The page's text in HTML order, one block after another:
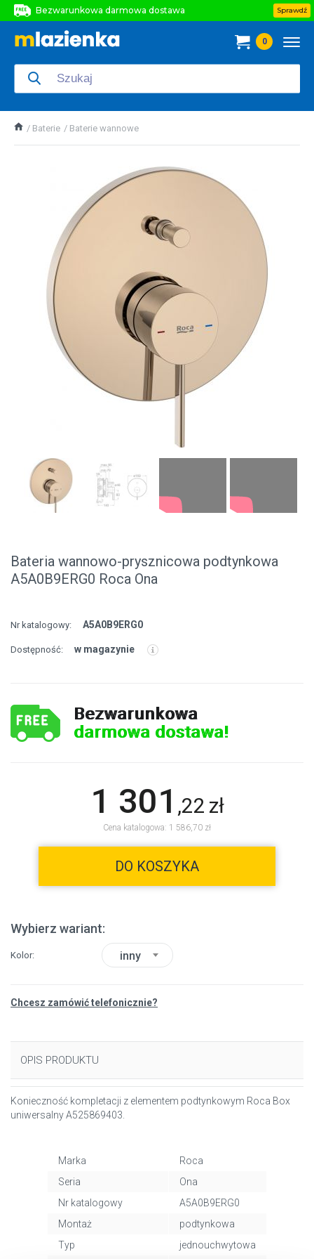
Bezwarunkowa darmowa dostawa
Bezwarunkowa darmowa dostawa
Sprawdź
0
Baterie Baterie wannowe
Bateria wannowo-prysznicowa podtynkowa
A5A0B9ERG0 Roca Ona
Nr katalogowy: A5A0B9ERG0
Dostępność: w magazynie
Bezwarunkowa
darmowa dostawa!
1 301 ,22 zł
Cena katalogowa: 1 586,70 zł
DO KOSZYKA
Wybierz wariant:
Kolor inny
Chcesz zamówić telefonicznie?
OPIS PRODUKTU
Konieczność kompletacji z elementem podtynkowym Roca Box
uniwersalny A525869403.
Marka
Roca
Seria
Ona
Nr katalogowy
A5A0B9ERG0
Montaż
podtynkowa
Typ
jednouchwytowa